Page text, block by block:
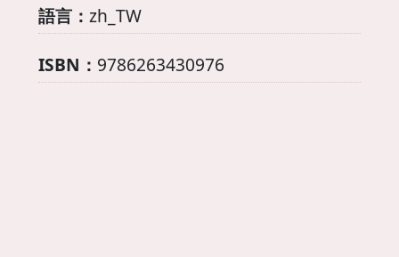
語言： zh_TW
ISBN： 9786263430976